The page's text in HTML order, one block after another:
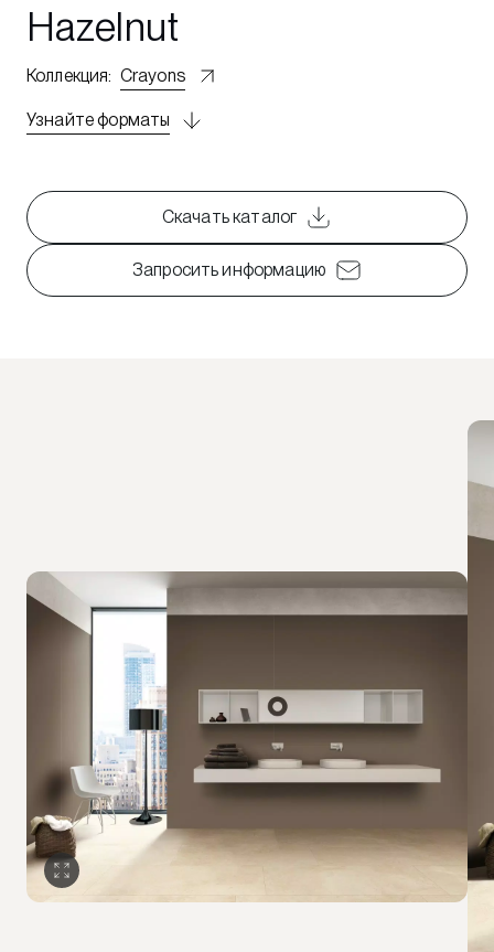
Hazelnut
Коллекция: Crayons
Узнайте форматы
Скачать каталог
Запросить информацию